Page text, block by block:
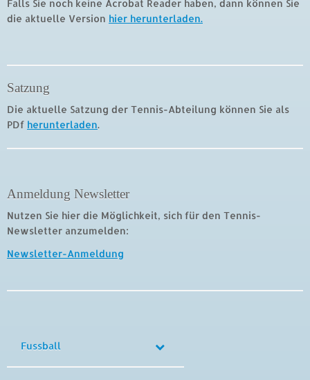
Falls Sie noch keine Acrobat Reader haben, dann können Sie
die aktuelle Version hier herunterladen.
Satzung
Die aktuelle Satzung der Tennis-Abteilung können Sie als
PDf herunterladen.
Anmeldung Newsletter
Nutzen Sie hier die Möglichkeit, sich für den Tennis-
Newsletter anzumelden:
Newsletter-Anmeldung
Fussball